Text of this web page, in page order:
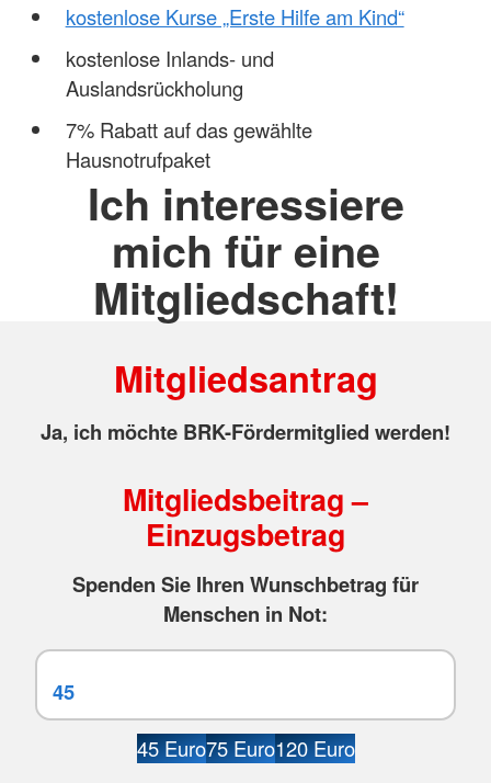
kostenlose Kurse „Erste Hilfe am Kind“
kostenlose Inlands- und
Auslandsrückholung
7% Rabatt auf das gewählte
Hausnotrufpaket
Ich interessiere
mich für eine
Mitgliedschaft!
Mitgliedsantrag
Ja, ich möchte BRK-Fördermitglied werden!
Mitgliedsbeitrag –
Einzugsbetrag
Spenden Sie Ihren Wunschbetrag für
Menschen in Not:
45 Euro75 Euro120 Euro